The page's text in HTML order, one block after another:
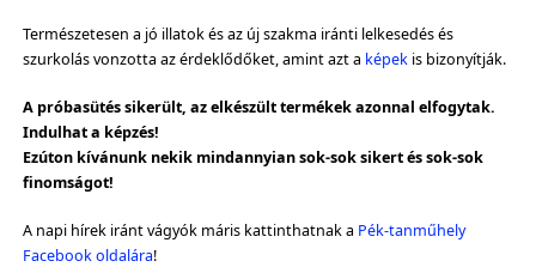
Természetesen a jó illatok és az új szakma iránti lelkesedés és
szurkolás vonzotta az érdeklődőket, amint azt a képekis bizonyítják.
A próbasütés sikerült, az elkészült termékek azonnal elfogytak.
Indulhat a képzés!
Ezúton kívánunk nekik mindannyian sok-sok sikert és sok-sok
finomságot!
A napi hírek iránt vágyók máris kattinthatnak a Pék-tanműhely
Facebook oldalára!